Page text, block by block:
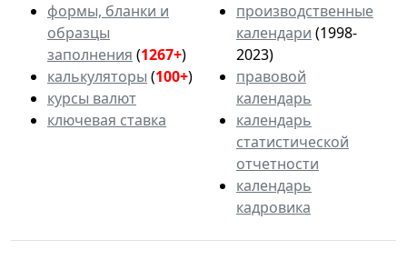
формы, бланки и
образцы
заполнения (1267+)
калькуляторы (100+)
курсы валют
ключевая ставка
производственные
календари (1998-
2023)
правовой
календарь
календарь
статистической
отчетности
календарь
кадровика